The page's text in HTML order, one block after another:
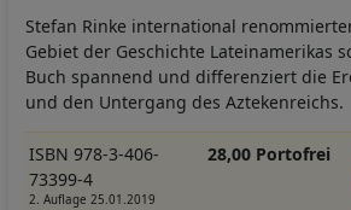
Stefan Rinke international
Gebiet der Geschichte Lateinamerikas
Buch spannend und differenziert die
und den Untergang des Aztekenreichs.
ISBN 978-3-406-
73399-4
2. Auflage 25.01.2019
28,00 Portofrei